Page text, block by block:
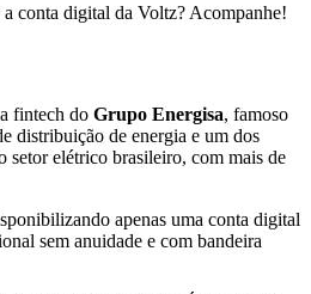
conta digital da Voltz? Acompanhe!
fintech do Grupo Energisa, famoso
distribuição de energia e um dos
setor elétrico brasileiro, com mais de
apenas uma conta digital
sem anuidade e com bandeira